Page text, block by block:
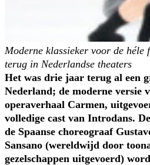
Moderne klassieker voor de
terug in Nederlandse theaters
Het was drie jaar terug al een
Nederland; de moderne versie
operaverhaal Carmen,
volledige cast van Introdans.
de Spaanse choreograaf
Sansano (wereldwijd door
gezelschappen uitgevoerd)